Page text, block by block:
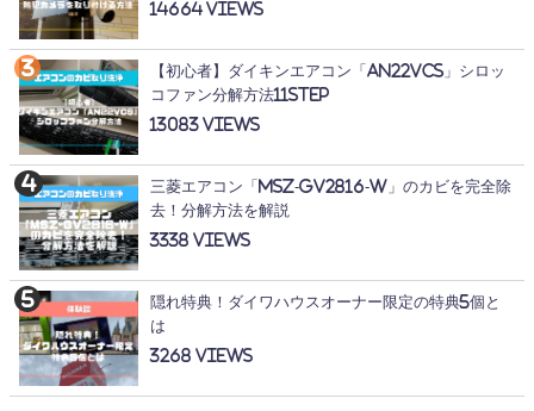
14664
【初心者】ダイキンエアコン「AN22VCS」シロッ
コファン分解方法11STEP
13083
三菱エアコン「MSZ-GV2816-W」のカビを完全除
去！分解方法を解説
3338
隠れ特典！ダイワハウスオーナー限定の特典5個と
は
3268